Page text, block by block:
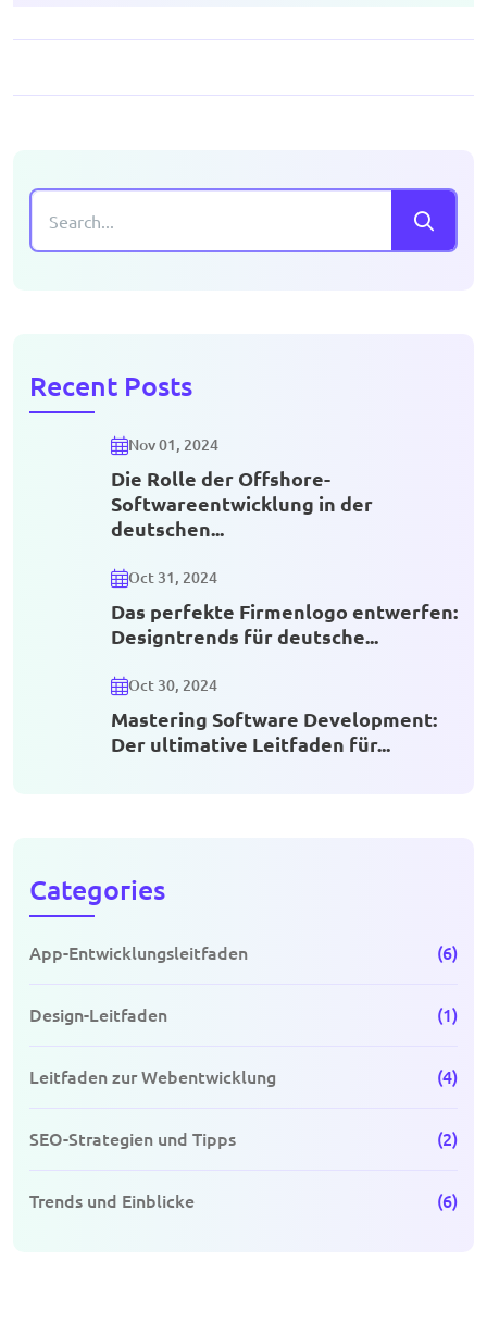
Recent Posts
Nov 01, 2024
Die Rolle der Offshore-
Softwareentwicklung in der
deutschen...
Oct 31, 2024
Das perfekte Firmenlogo entwerfen:
Designtrends für deutsche...
Oct 30, 2024
Mastering Software Development:
Der ultimative Leitfaden für...
Categories
App-Entwicklungsleitfaden (6)
Design-Leitfaden (1)
Leitfaden zur Webentwicklung (4)
SEO-Strategien und Tipps (2)
Trends und Einblicke (6)